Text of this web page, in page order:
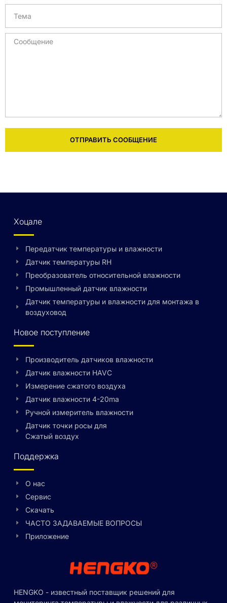
ОТПРАВИТЬ СООБЩЕНИЕ
Хоцале
Передатчик температуры и влажности
Датчик температуры RH
Преобразователь относительной влажности
Промышленный датчик влажности
Датчик температуры и влажности для монтажа в
воздуховод
Новое поступление
Производитель датчиков влажности
Датчик влажности HAVC
Измерение сжатого воздуха
Датчик влажности 4-20ma
Ручной измеритель влажности
Датчик точки росы для
Сжатый воздух
Поддержка
О нас
Сервис
Скачать
ЧАСТО ЗАДАВАЕМЫЕ ВОПРОСЫ
Приложение
HENGKO - известный поставщик решений для
Lithuanian
Ukrainian